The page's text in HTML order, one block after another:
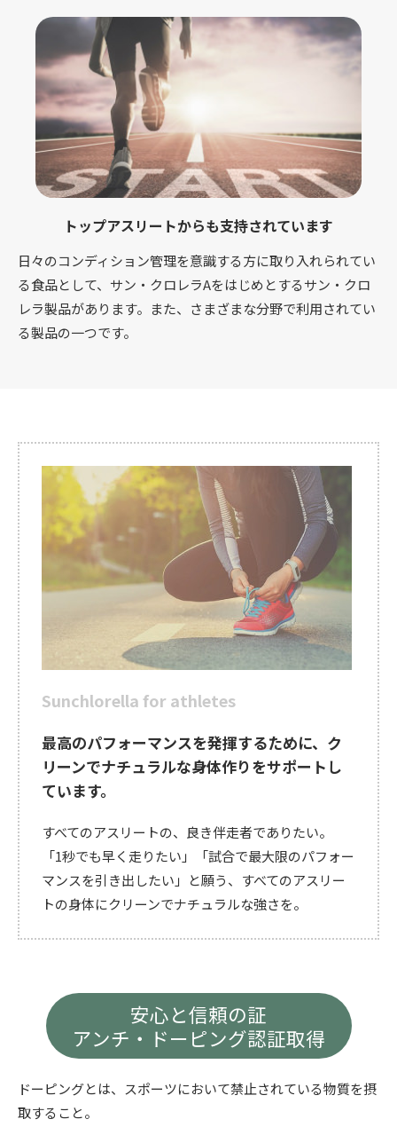
トップアスリートからも支持されています
日々のコンディション管理を意識する方に取り入れられてい
る食品として、サン・クロレラAをはじめとするサン・クロ
レラ製品があります。また、さまざまな分野で利用されてい
る製品の一つです。
Sunchlorella for athletes
最高のパフォーマンスを発揮するために、 ク
リーンでナチュラルな身体作りをサポートし
ています。
すべてのアスリートの、良き伴走者でありたい。
「1秒でも早く走りたい」「試合で最大限のパフォー
マンスを引き出したい」と願う、 すべてのアスリー
トの身体にクリーンでナチュラルな強さを。
安心と信頼の証
アンチ・ドーピング認証取得
ドーピングとは、スポーツにおいて禁止されている物質を摂
取すること。